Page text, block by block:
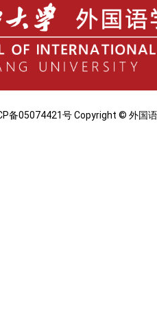
备05074421号 Copyright © 外国